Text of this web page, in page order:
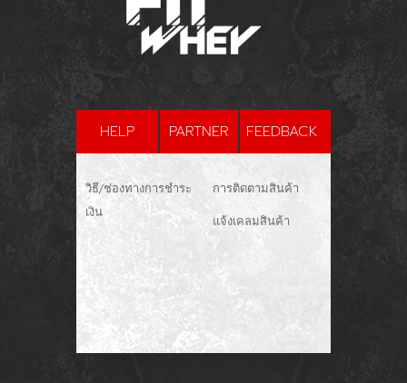
HELP PARTNER FEEDBACK
วิธี/ช่องทางการชำระ
เงิน
การติดตามสินค้า
แจ้งเคลมสินค้า